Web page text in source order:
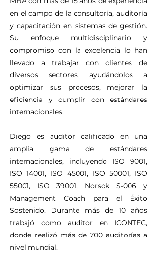
en el campo de la consultoría, auditoría
y capacitación en sistemas de gestión.
Su enfoque multidisciplinario y
compromiso con la excelencia lo han
llevado a trabajar con clientes de
diversos sectores, ayudándolos a
optimizar sus procesos, mejorar la
eficiencia y cumplir con estándares
internacionales.
Diego es auditor calificado en una
amplia gama de estándares
internacionales, incluyendo ISO 9001,
ISO 14001, ISO 45001, ISO 50001, ISO
55001, ISO 39001, Norsok S-006 y
Management Coach para el Éxito
Sostenido. Durante más de 10 años
trabajó como auditor en ICONTEC,
donde realizó más de 700 auditorías a
nivel mundial.